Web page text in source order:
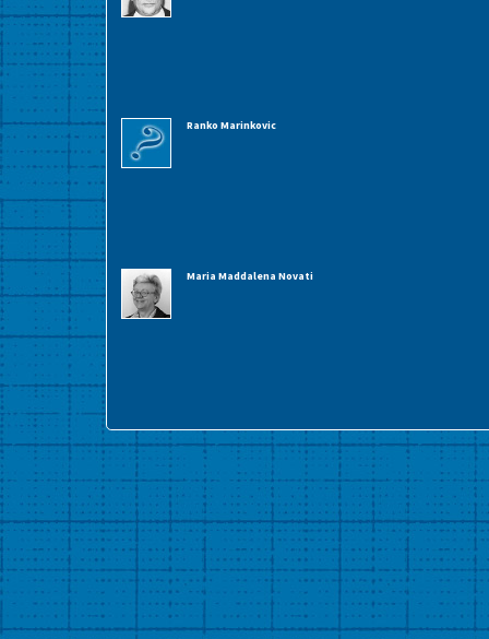
Ranko Marinkovic
Maria Maddalena Novati